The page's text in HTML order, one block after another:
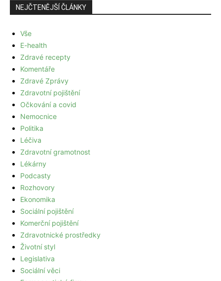
NEJČTENĚJŠÍ ČLÁNKY
Vše
E-health
Zdravé recepty
Komentáře
Zdravé Zprávy
Zdravotní pojištění
Očkování a covid
Nemocnice
Politika
Léčiva
Zdravotní gramotnost
Lékárny
Podcasty
Rozhovory
Ekonomika
Sociální pojištění
Komerční pojištění
Zdravotnické prostředky
Životní styl
Legislativa
Sociální věci